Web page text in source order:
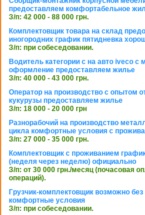
предоставляем комфортабельное
З/п: 42 000 - 88 000 грн.
Комплектовщик товара на склад
иногородних график пятидневка
З/п: при собеседовании.
Водитель категории с на авто iveco
оформление предоставляем жилье
З/п: 40 000 - 43 000 грн.
Оператор на производство с опытом
кукурузы предоставляем жилье
З/п: 18 000 - 20 000 грн
Разнорабочий на производство
цикла комфортные условия с
З/п: 27 000 - 35 000 грн.
Комплектовщик с проживанием
(неделя через неделю) официально
З/п: от 30 000 грн./месяц (почасовая
операций).
Грузчик-комплектовщик возможно
комфортные условия
З/п: при собеседовании.